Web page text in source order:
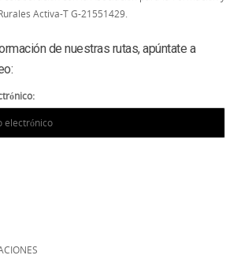
Activa-T G-21551429.
de nuestras rutas, apúntate a